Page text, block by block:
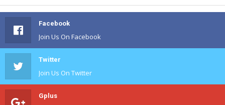
Facebook
Join Us On Facebook
Twitter
Join Us On Twitter
Gplus